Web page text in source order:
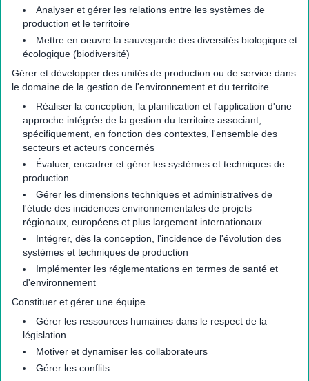
Analyser et gérer les relations entre les systèmes de
production et le territoire
Mettre en oeuvre la sauvegarde des diversités biologique et
écologique (biodiversité)
Gérer et développer des unités de production ou de service dans
le domaine de la gestion de l'environnement et du territoire
Réaliser la conception, la planification et l'application d'une
approche intégrée de la gestion du territoire associant,
spécifiquement, en fonction des contextes, l'ensemble des
secteurs et acteurs concernés
Évaluer, encadrer et gérer les systèmes et techniques de
production
Gérer les dimensions techniques et administratives de
l'étude des incidences environnementales de projets
régionaux, européens et plus largement internationaux
Intégrer, dès la conception, l'incidence de l'évolution des
systèmes et techniques de production
Implémenter les réglementations en termes de santé et
d'environnement
Constituer et gérer une équipe
Gérer les ressources humaines dans le respect de la
législation
Motiver et dynamiser les collaborateurs
Gérer les conflits